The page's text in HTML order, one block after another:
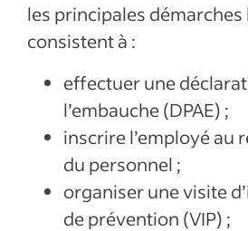
les principales démarches
consistent à :
effectuer une
l’embauche (DPAE) ;
inscrire l’employé au
du personnel ;
organiser une visite
de prévention (VIP) ;